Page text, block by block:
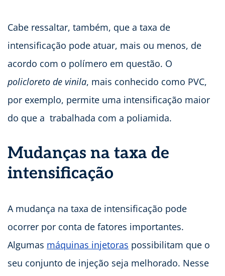
Cabe ressaltar, também, que a taxa de
intensificação pode atuar, mais ou menos, de
acordo com o polímero em questão. O
policloreto de vinila, mais conhecido como PVC,
por exemplo, permite uma intensificação maior
do que a trabalhada com a poliamida.
Mudanças na taxa de
intensificação
A mudança na taxa de intensificação pode
ocorrer por conta de fatores importantes.
Algumas máquinas injetoras possibilitam que o
seu conjunto de injeção seja melhorado. Nesse